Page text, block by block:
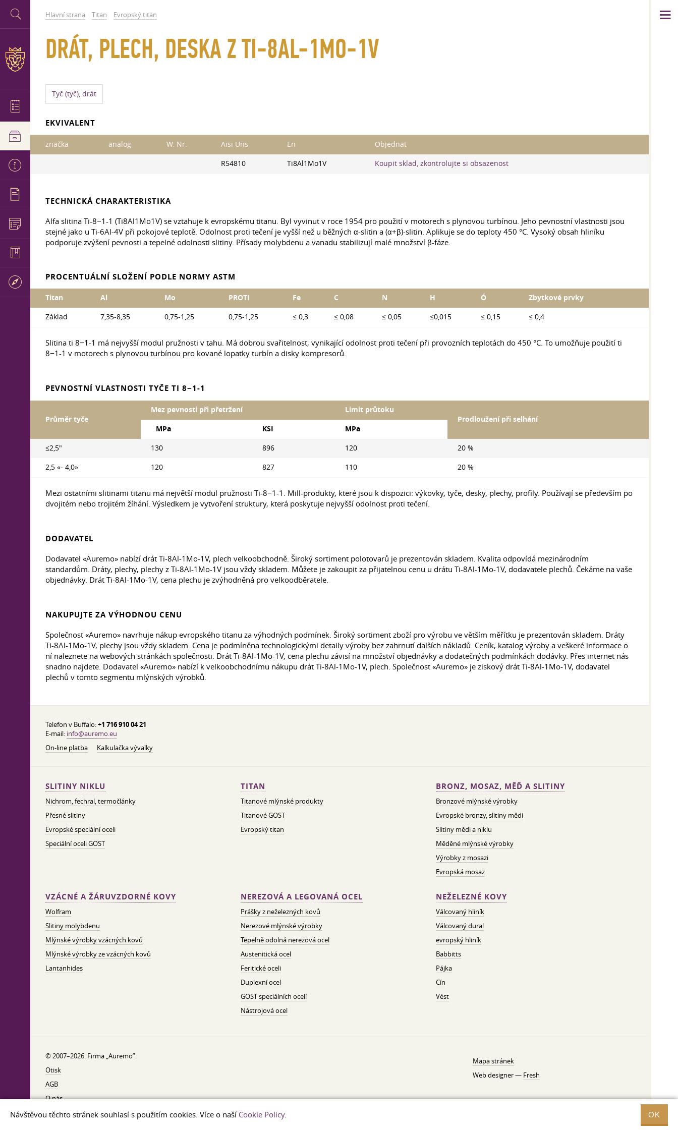
Návštěvou těchto stránek souhlasí s použitím cookies. Více o naší Cookie Policy. OK
Hlavní strana Titan Evropský titan
DRÁT, PLECH, DESKA Z TI-8AL-1MO-1V
Tyč (tyč), drát
EKVIVALENT
značka analog W. Nr. Aisi Uns En Objednat
R54810 Ti8Al1Mo1V Koupit sklad, zkontrolujte si obsazenost
TECHNICKÁ CHARAKTERISTIKA
Alfa slitina Ti-8−1-1 (Ti8Al1Mo1V) se vztahuje k evropskému titanu. Byl vyvinut v roce 1954 pro použití v motorech s plynovou turbínou. Jeho pevnostní vlastnosti jsou
stejné jako u Ti-6Al-4V při pokojové teplotě. Odolnost proti tečení je vyšší než u běžných α-slitin a (α+β)-slitin. Aplikuje se do teploty 450 °C. Vysoký obsah hliníku
podporuje zvýšení pevnosti a tepelné odolnosti slitiny. Přísady molybdenu a vanadu stabilizují malé množství β-fáze.
PROCENTUÁLNÍ SLOŽENÍ PODLE NORMY ASTM
Titan Al Mo PROTI Fe C N H Ó Zbytkové prvky
Základ 7,35-8,35 0,75-1,25 0,75-1,25 ≤ 0,3 ≤ 0,08 ≤ 0,05 ≤0,015 ≤ 0,15 ≤ 0,4
Slitina ti 8−1-1 má nejvyšší modul pružnosti v tahu. Má dobrou svařitelnost, vynikající odolnost proti tečení při provozních teplotách do 450 °C. To umožňuje použití ti
8−1-1 v motorech s plynovou turbínou pro kované lopatky turbín a disky kompresorů.
PEVNOSTNÍ VLASTNOSTI TYČE TI 8−1-1
Průměr tyče
Mez pevnosti při přetržení
Limit průtoku
Prodloužení při selhání
MPa
KSI MPa
≤2,5″ 130 896 120 20 %
2,5 «- 4,0» 120 827 110 20 %
Mezi ostatními slitinami titanu má největší modul pružnosti Ti-8−1-1. Mill-produkty, které jsou k dispozici: výkovky, tyče, desky, plechy, profily. Používají se především po
dvojitém nebo trojitém žíhání. Výsledkem je vytvoření struktury, která poskytuje nejvyšší odolnost proti tečení.
DODAVATEL
Dodavatel «Auremo» nabízí drát Ti-8Al-1Mo-1V, plech velkoobchodně. Široký sortiment polotovarů je prezentován skladem. Kvalita odpovídá mezinárodním
standardům. Dráty, plechy, plechy z Ti-8Al-1Mo-1V jsou vždy skladem. Můžete je zakoupit za přijatelnou cenu u drátu Ti-8Al-1Mo-1V, dodavatele plechů. Čekáme na vaše
objednávky. Drát Ti-8Al-1Mo-1V, cena plechu je zvýhodněná pro velkoodběratele.
NAKUPUJTE ZA VÝHODNOU CENU
Společnost «Auremo» navrhuje nákup evropského titanu za výhodných podmínek. Široký sortiment zboží pro výrobu ve větším měřítku je prezentován skladem. Dráty
Ti-8Al-1Mo-1V, plechy jsou vždy skladem. Cena je podmíněna technologickými detaily výroby bez zahrnutí dalších nákladů. Ceník, katalog výroby a veškeré informace o
ní naleznete na webových stránkách společnosti. Drát Ti-8Al-1Mo-1V, cena plechu závisí na množství objednávky a dodatečných podmínkách dodávky. Přes internet nás
snadno najdete. Dodavatel «Auremo» nabízí k velkoobchodnímu nákupu drát Ti-8Al-1Mo-1V, plech. Společnost «Auremo» je ziskový drát Ti-8Al-1Mo-1V, dodavatel
plechů v tomto segmentu mlýnských výrobků.
Telefon v Buffalo:+1 716 910 04 21
E-mail: info@auremo.eu
On-line platba
Kalkulačka vývalky
SLITINY NIKLU
Nichrom, fechral, termočlánky
Přesné slitiny
Evropské speciální oceli
Speciální oceli GOST
TITAN
Titanové mlýnské produkty
Titanové GOST
Evropský titan
BRONZ, MOSAZ, MĚĎ A SLITINY
Bronzové mlýnské výrobky
Evropské bronzy, slitiny mědi
Slitiny mědi a niklu
Měděné mlýnské výrobky
Výrobky z mosazi
Evropská mosaz
VZÁCNÉ A ŽÁRUVZDORNÉ KOVY
Wolfram
Slitiny molybdenu
Mlýnské výrobky vzácných kovů
Mlýnské výrobky ze vzácných kovů
Lantanhides
NEREZOVÁ A LEGOVANÁ OCEL
Prášky z neželezných kovů
Nerezové mlýnské výrobky
Tepelně odolná nerezová ocel
Austenitická ocel
Feritické oceli
Duplexní ocel
GOST speciálních ocelí
Nástrojová ocel
NEŽELEZNÉ KOVY
Válcovaný hliník
Válcovaný dural
evropský hliník
Babbitts
Pájka
Cín
Vést
© 2007–2026. Firma „Auremo”.
Otisk
AGB
O nás
Zásady ochrany osobních údajů
Mapa stránek
Web designer — Fresh